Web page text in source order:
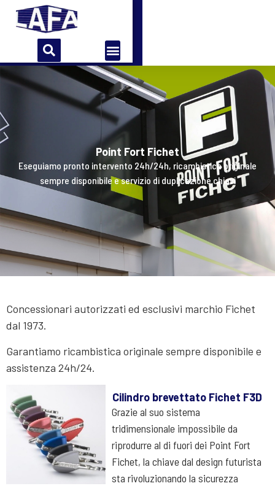
Home Azienda
Contatti
Point Fort Fichet
Eseguiamo pronto intervento 24h/24h, ricambistica originale
sempre disponibile e servizio di duplicazione chiavi
Concessionari autorizzati ed esclusivi marchio Fichet
dal 1973.
Garantiamo ricambistica originale sempre disponibile e
assistenza 24h/24.
Cilindro brevettato Fichet F3D
Grazie al suo sistema
tridimensionale impossibile da
riprodurre al di fuori dei Point Fort
Fichet, la chiave dal design futurista
sta rivoluzionando la sicurezza